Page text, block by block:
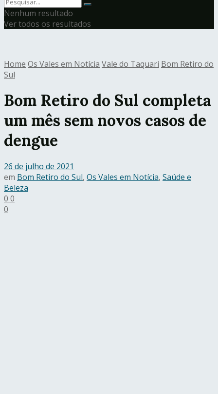
Nenhum resultado
Ver todos os resultados
Home Os Vales em Notícia Vale do Taquari Bom Retiro do
Sul
Bom Retiro do Sul completa
um mês sem novos casos de
dengue
26 de julho de 2021
em Bom Retiro do Sul, Os Vales em Notícia, Saúde e
Beleza
0 0
0